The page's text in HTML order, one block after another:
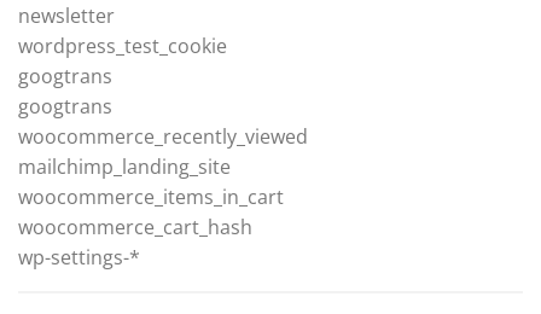
newsletter
wordpress_test_cookie
googtrans
googtrans
woocommerce_recently_viewed
mailchimp_landing_site
woocommerce_items_in_cart
woocommerce_cart_hash
wp-settings-*